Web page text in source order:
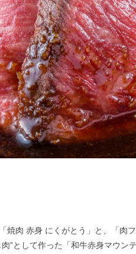
焼肉 赤身 にくがとう」と、「肉
”として作った「和牛赤身マウン